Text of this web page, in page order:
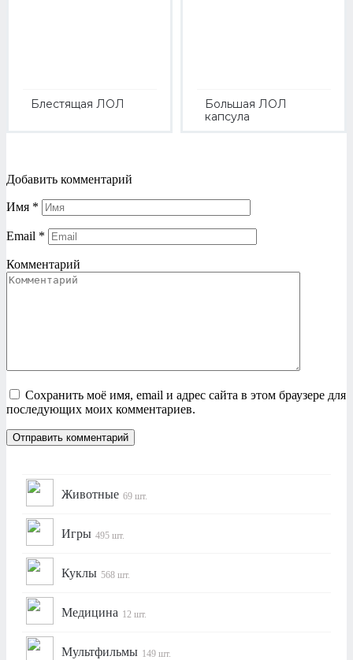
Блестящая ЛОЛ
Большая ЛОЛ
капсула
Добавить комментарий
Имя *
Email *
Комментарий
Сохранить моё имя, email и адрес сайта в этом браузере для
последующих моих комментариев.
Животные 69 шт.
Игры 495 шт.
Куклы 568 шт.
Медицина 12 шт.
Мультфильмы 149 шт.